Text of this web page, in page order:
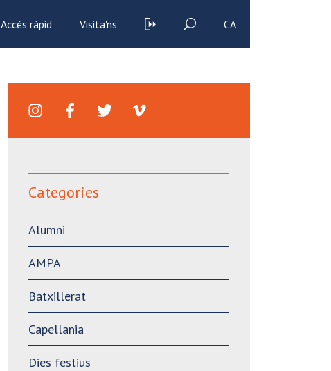
Accés ràpid Visita'ns CA
Categories
Alumni
AMPA
Batxillerat
Capellania
Dies festius